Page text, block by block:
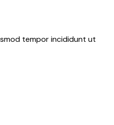
tempor incididunt ut